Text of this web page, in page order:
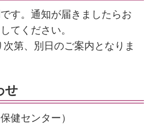
す。通知が届きましたらお
てください。
第、別日のご案内となりま
せ
健センター）